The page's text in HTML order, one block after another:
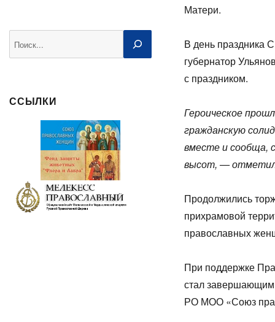
ССЫЛКИ
Матери.
В день праздника
губернатор
с праздником.
Героическое
гражданскую
вместе и сообща,
высот, — отметил
Продолжились
прихрамовой
православных
При поддержке
стал завершающим
РО МОО «Союз